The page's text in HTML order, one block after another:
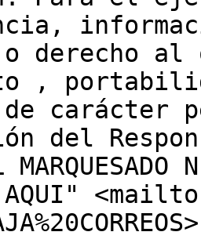
o derecho
,
de carácter
del
AQUI"